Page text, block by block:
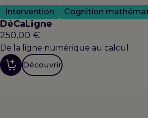
Intervention Cognition
DéCaLigne
250,00 €
De la ligne numérique au calcul
Découvrir